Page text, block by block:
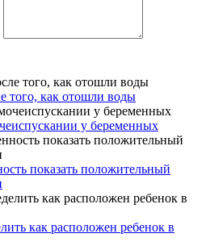
того, как отошли воды
у беременных
показать положительный
как расположен ребенок в